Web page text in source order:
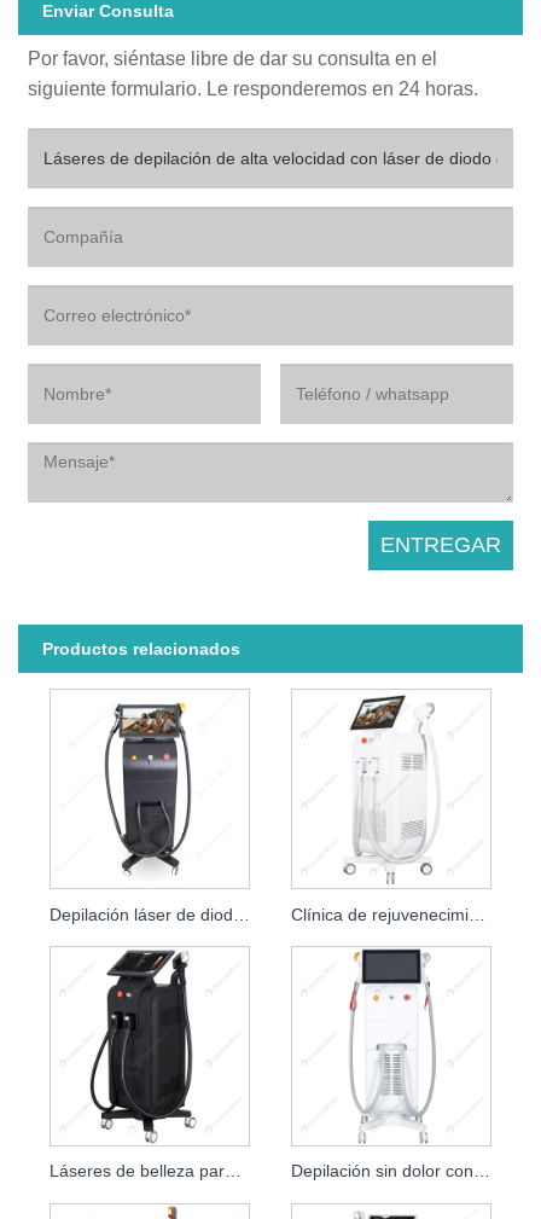
Enviar Consulta
Por favor, siéntase libre de dar su consulta en el
siguiente formulario. Le responderemos en 24 horas.
Productos relacionados
Láseres de belleza para el cuidado de la piel con láser de diodo de 1600W 2000W 808nm Depilación sin dolor con láser de diodo de doble mango